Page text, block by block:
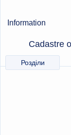
Information
Cadastre
Розділи